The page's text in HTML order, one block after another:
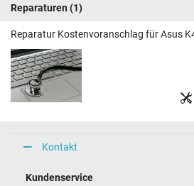
Reparaturen (1)
Reparatur Kostenvoranschlag für Asus
Kontakt
Kundenservice